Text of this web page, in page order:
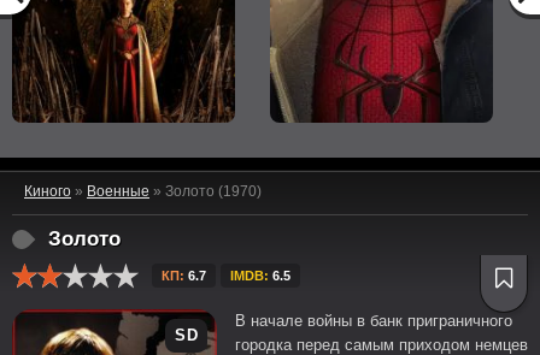
Киного » Военные » Золото (1970)
Золото
КП: 6.7 IMDB: 6.5
SD
В начале войны в банк приграничного
городка перед самым приходом немцев